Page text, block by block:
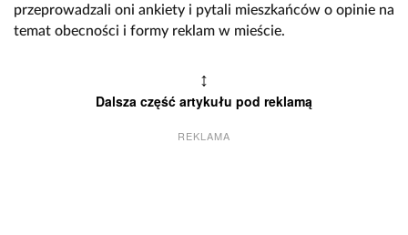
przeprowadzali oni ankiety i pytali mieszkańców o opinie na
temat obecności i formy reklam w mieście.
↕
Dalsza część artykułu pod reklamą
REKLAMA